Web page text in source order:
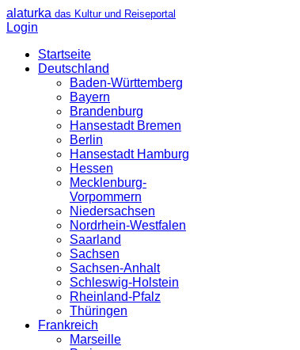
alaturka das Kultur und Reiseportal
Login
Startseite
Deutschland
Baden-Württemberg
Bayern
Brandenburg
Hansestadt Bremen
Berlin
Hansestadt Hamburg
Hessen
Mecklenburg-
Vorpommern
Niedersachsen
Nordrhein-Westfalen
Saarland
Sachsen
Sachsen-Anhalt
Schleswig-Holstein
Rheinland-Pfalz
Thüringen
Frankreich
Marseille